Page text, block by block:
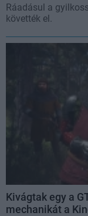
Ráadásul a
követték el.
Kivágtak egy a
mechanikát a